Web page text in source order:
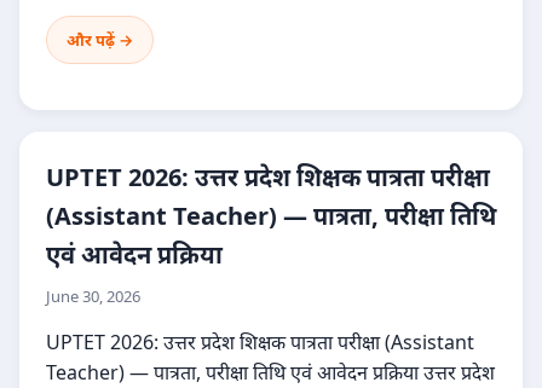
और पढ़ें →
UPTET 2026: उत्तर प्रदेश शिक्षक पात्रता परीक्षा
(Assistant Teacher) — पात्रता, परीक्षा तिथि
एवं आवेदन प्रक्रिया
June 30, 2026
UPTET 2026: उत्तर प्रदेश शिक्षक पात्रता परीक्षा (Assistant
Teacher) — पात्रता, परीक्षा तिथि एवं आवेदन प्रक्रिया उत्तर प्रदेश